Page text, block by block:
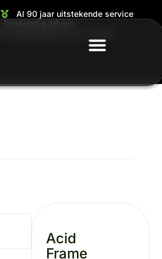
Al 90 jaar uitstekende service
Deskundig advies
Acid
Frame